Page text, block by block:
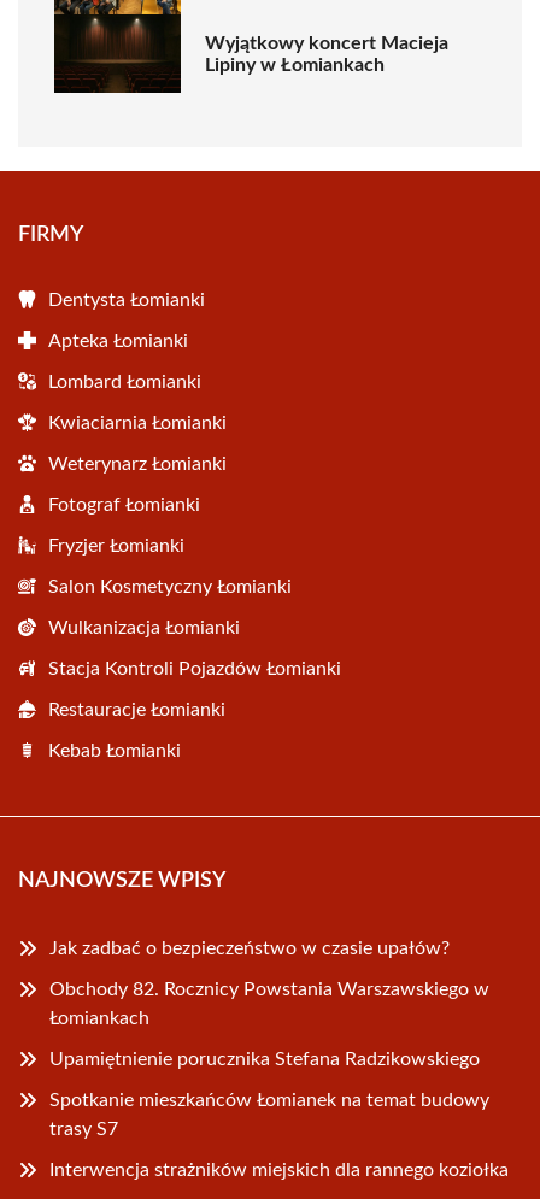
Wyjątkowy koncert Macieja
Lipiny w Łomiankach
FIRMY
Dentysta Łomianki
Apteka Łomianki
Lombard Łomianki
Kwiaciarnia Łomianki
Weterynarz Łomianki
Fotograf Łomianki
Fryzjer Łomianki
Salon Kosmetyczny Łomianki
Wulkanizacja Łomianki
Stacja Kontroli Pojazdów Łomianki
Restauracje Łomianki
Kebab Łomianki
NAJNOWSZE WPISY
Jak zadbać o bezpieczeństwo w czasie upałów?
Obchody 82. Rocznicy Powstania Warszawskiego w
Łomiankach
Upamiętnienie porucznika Stefana Radzikowskiego
Spotkanie mieszkańców Łomianek na temat budowy
trasy S7
Interwencja strażników miejskich dla rannego koziołka